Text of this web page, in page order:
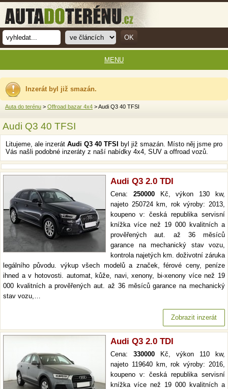
Inzerát byl již smazán.
Auta do terénu > Offroad bazar 4x4 > Audi Q3 40 TFSI
Audi Q3 40 TFSI
Litujeme, ale inzerát Audi Q3 40 TFSI
byl již smazán. Místo něj jsme pro
Vás našli podobné inzeráty z naší nabídky 4x4, SUV a offroad vozů.
Audi Q3 2.0 TDI
Cena: 250000Kč, výkon 130 kw,
najeto 250724 km, rok výroby: 2013,
koupeno v: česká republika servisní
knížka více než 19 000 kvalitních a
prověřených aut. až 36 měsíců
garance na mechanický stav vozu,
kontrola najetých km. doživotní záruka
legálního původu. výkup všech modelů a značek, férové ceny, peníze
ihned a v hotovosti. automat, kůže, navi, xenony, bi-xenony více než 19
000 kvalitních a prověřených aut. až 36 měsíců garance na mechanický
stav vozu,…
Zobrazit inzerát
Audi Q3 2.0 TDI
Cena: 330000 Kč, výkon 110 kw,
najeto 119640 km, rok výroby: 2016,
koupeno v: česká republika servisní
knížka více než 19 000 kvalitních a
MENU